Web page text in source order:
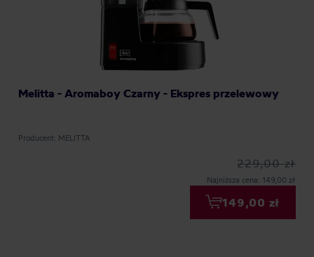
Melitta - Aromaboy Czarny - Ekspres przelewowy
Producent: MELITTA
229,00 zł
Najniższa cena: 149,00 zł
149,00 zł